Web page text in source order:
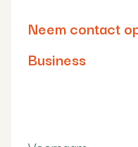
Neem contact
Business